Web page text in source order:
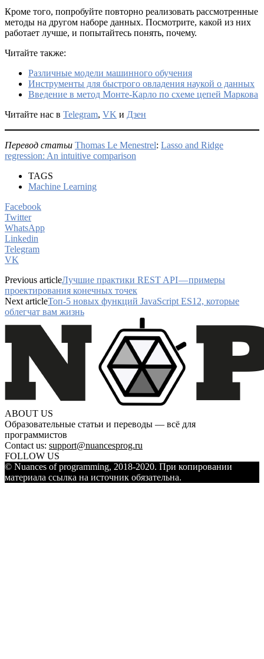
Кроме того, попробуйте повторно реализовать рассмотренные
методы на другом наборе данных. Посмотрите, какой из них
работает лучше, и попытайтесь понять, почему.
Читайте также:
Различные модели машинного обучения
Инструменты для быстрого овладения наукой о данных
Введение в метод Монте-Карло по схеме цепей Маркова
Читайте нас в Telegram, VK и Дзен
Перевод статьи Thomas Le Menestrel: Lasso and Ridge
regression: An intuitive comparison
TAGS
Machine Learning
Facebook
Twitter
WhatsApp
Linkedin
Telegram
VK
Previous articleЛучшие практики REST API — примеры
проектирования конечных точек
Next articleТоп-5 новых функций JavaScript ES12, которые
облегчат вам жизнь
ABOUT US
Образовательные статьи и переводы — всё для
программистов
Contact us: support@nuancesprog.ru
FOLLOW US
© Nuances of programming, 2018-2020. При копировании
материала ссылка на источник обязательна.